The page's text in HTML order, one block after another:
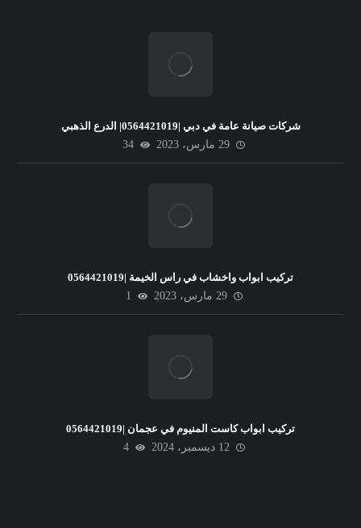
شركات صيانة عامة في دبي |0564421019| الدرع الذهبي
29 مارس، 2023
34
تركيب ابواب واخشاب في راس الخيمة |0564421019
29 مارس، 2023
1
تركيب ابواب كاست المنيوم في عجمان |0564421019
12 ديسمبر، 2024
4